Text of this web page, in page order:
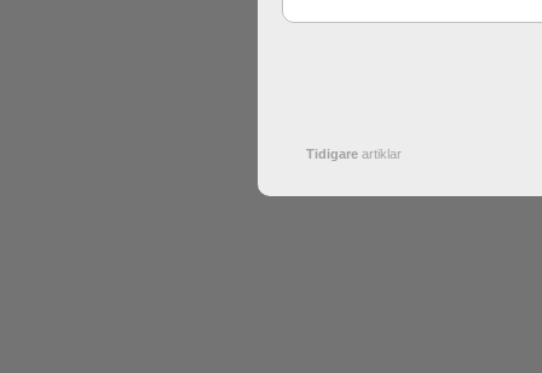
Tidigare artiklar